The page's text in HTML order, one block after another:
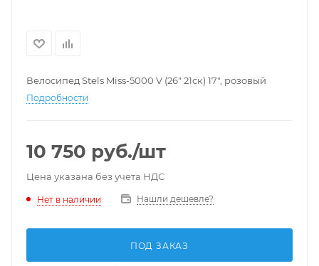
Велосипед Stels Miss-5000 V (26" 21ск) 17", розовый
Подробности
10 750 руб./шт
Цена указана без учета НДС
Нет в наличии Нашли дешевле?
ПОД ЗАКАЗ